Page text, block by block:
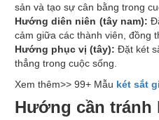
sản và tạo sự cân bằng trong
Hướng diên niên (tây nam):
cảm giữa các thành viên, đồng
Hướng phục vị (tây): Đặt két
thẳng trong cuộc sống.
Xem thêm>> 99+ Mẫu két sắt
Hướng cần tránh